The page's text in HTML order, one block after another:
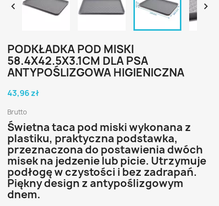
 
PODKŁADKA POD MISKI
58.4X42.5X3.1CM DLA PSA
ANTYPOŚLIZGOWA HIGIENICZNA
43,96 zł
Brutto
Świetna taca pod miski wykonana z
plastiku, praktyczna podstawka,
przeznaczona do postawienia dwóch
misek na jedzenie lub picie. Utrzymuje
podłogę w czystości i bez zadrapań.
Piękny design z antypoślizgowym
dnem.